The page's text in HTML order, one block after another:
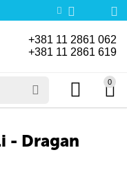
+381 11 2861 062
+381 11 2861 619
0
- Dragan